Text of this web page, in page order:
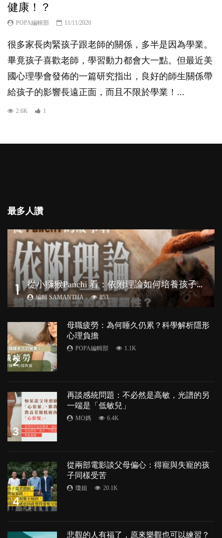
健康！？
POPA編輯部 11/11/2020
很多家長肉緊孩子跟老師的關係，多半是因為學業。
畢竟孩子喜歡老師，學習動力都會大一點。但最近美
國心理學會發佈的一篇研究指出，良好的師生關係帶
給孩子的影響長遠正面，而且不限於學業！...
2.6K 1
最多人讚
1 從
小獼猴Panchi 看：依附理論如何培養孩子心理韌性？
編輯 SAMANTHA 853
2
母職疲勞：為何睡久仍累？科學解析隱形
心理負擔
POPA編輯部 1.1K
3
再談感統問題：不必然是高敏，光譜的另
一端是「低敏兒」
MO媽 6.4K
4
從兩部電影談父母偏心：得寵與失寵的孩
子同樣受苦
瓊姐 20.1K
悲觀的人有福了，原來樂觀也可以練習？